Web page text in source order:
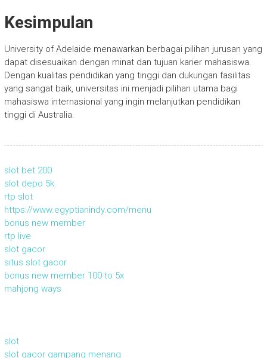
Kesimpulan
University of Adelaide menawarkan berbagai pilihan jurusan yang
dapat disesuaikan dengan minat dan tujuan karier mahasiswa.
Dengan kualitas pendidikan yang tinggi dan dukungan fasilitas
yang sangat baik, universitas ini menjadi pilihan utama bagi
mahasiswa internasional yang ingin melanjutkan pendidikan
tinggi di Australia.
slot bet 200
slot depo 5k
rtp slot
https://www.egyptianindy.com/menu
bonus new member
rtp live
slot gacor
situs slot gacor
bonus new member 100 to 5x
mahjong ways
slot
slot gacor gampang menang